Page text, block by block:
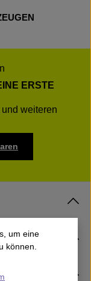
ERSTE
weiteren
um eine
können.